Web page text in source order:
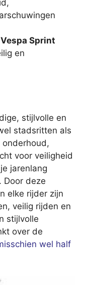
Vespa Sprint
en
stijlvolle en
stadsritten als
voor veiligheid
jarenlang
Door deze
elke rijder zijn
veilig rijden en
stijlvolle
over de
wel half